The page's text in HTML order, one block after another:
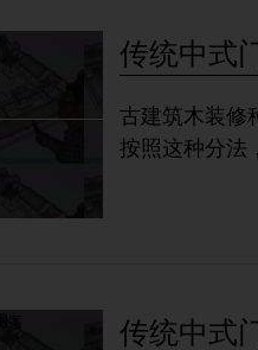
传统中式
古建筑木装修
按照这种分法
传统中式